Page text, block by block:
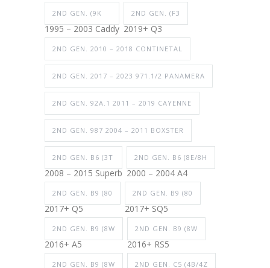
2ND GEN. (9K
1995 – 2003 Caddy
2ND GEN. (F3
2019+ Q3
2ND GEN. 2010 – 2018 CONTINETAL
2ND GEN. 2017 – 2023 971.1/2 PANAMERA
2ND GEN. 92A.1 2011 – 2019 CAYENNE
2ND GEN. 987 2004 – 2011 BOXSTER
2ND GEN. B6 (3T
2008 – 2015 Superb
2ND GEN. B6 (8E/8H
2000 – 2004 A4
2ND GEN. B9 (80
2017+ Q5
2ND GEN. B9 (80
2017+ SQ5
2ND GEN. B9 (8W
2016+ A5
2ND GEN. B9 (8W
2016+ RS5
2ND GEN. B9 (8W 2ND GEN. C5 (4B/4Z